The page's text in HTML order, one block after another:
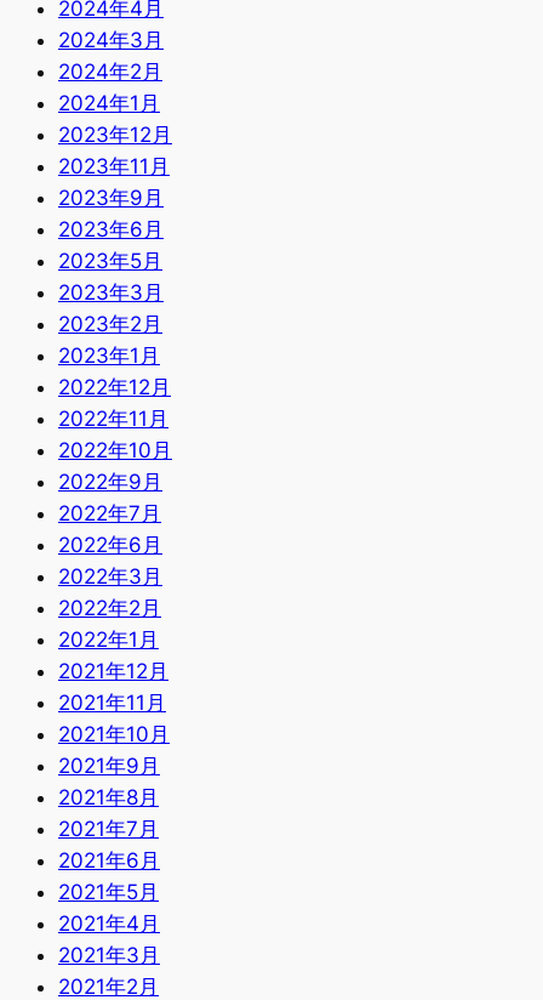
2024年4月
2024年3月
2024年2月
2024年1月
2023年12月
2023年11月
2023年9月
2023年6月
2023年5月
2023年3月
2023年2月
2023年1月
2022年12月
2022年11月
2022年10月
2022年9月
2022年7月
2022年6月
2022年3月
2022年2月
2022年1月
2021年12月
2021年11月
2021年10月
2021年9月
2021年8月
2021年7月
2021年6月
2021年5月
2021年4月
2021年3月
2021年2月